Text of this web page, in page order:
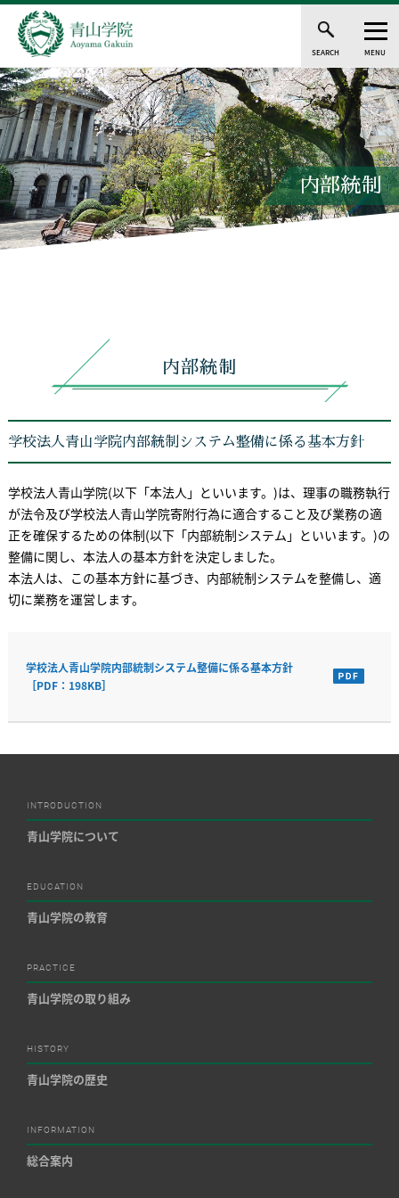
SEARCH MENU
内部統制
内部統制
学校法人青山学院内部統制システム整備に係る基本方針
学校法人青山学院(以下「本法人」といいます。)は、理事の職務執行
が法令及び学校法人青山学院寄附行為に適合すること及び業務の適
正を確保するための体制(以下「内部統制システム」といいます。)の
整備に関し、本法人の基本方針を決定しました。
本法人は、この基本方針に基づき、内部統制システムを整備し、適
切に業務を運営します。
学校法人青山学院内部統制システム整備に係る基本方針
［PDF：198KB］
INTRODUCTION
青山学院について
EDUCATION
青山学院の教育
PRACTICE
青山学院の取り組み
HISTORY
青山学院の歴史
INFORMATION
総合案内